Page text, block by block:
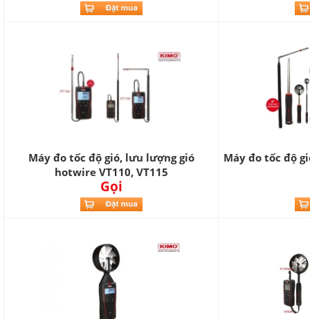
Máy đo tốc độ gió, lưu lượng gió
hotwire VT110, VT115
Gọi
Máy đo tốc độ